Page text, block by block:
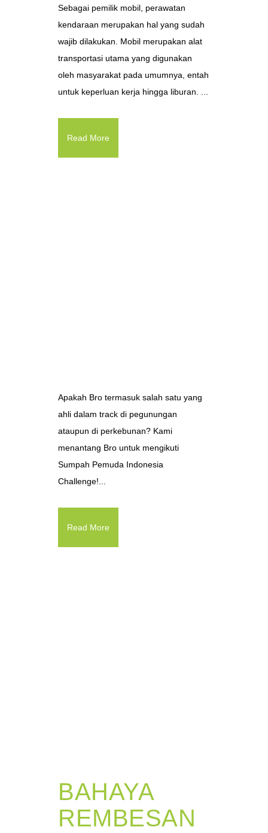
Sebagai pemilik mobil, perawatan
kendaraan merupakan hal yang sudah
wajib dilakukan. Mobil merupakan alat
transportasi utama yang digunakan
oleh masyarakat pada umumnya, entah
untuk keperluan kerja hingga liburan. ...
Read More
Apakah Bro termasuk salah satu yang
ahli dalam track di pegunungan
ataupun di perkebunan? Kami
menantang Bro untuk mengikuti
Sumpah Pemuda Indonesia
Challenge!...
Read More
BAHAYA
REMBESAN